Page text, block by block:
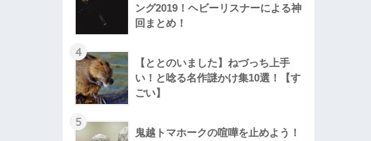
ング2019！ヘビーリスナーによる神
回まとめ！
4
【ととのいました】ねづっち上手
い！と唸る名作謎かけ集10選！【す
ごい】
5
鬼越トマホークの喧嘩を止めよう！